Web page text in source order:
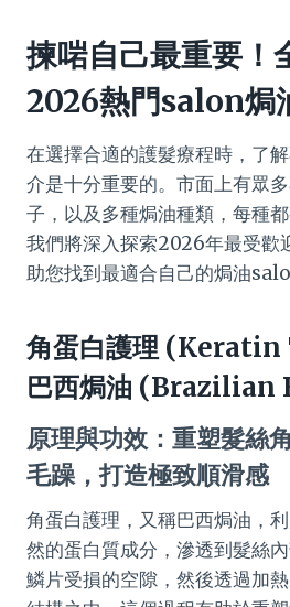
揀啱自己最重要！
2026熱門salon焗
在選擇合適的護髮療程時，了
介是十分重要的。市面上有眾
子，以及多種焗油種類，每種
我們將深入探索2026年最受歡
助您找到最適合自己的焗油
角蛋白護理
巴西焗油
原理與功效：重塑髮絲
毛躁，打造極致順滑感
角蛋白護理，又稱巴西焗油，
然的蛋白質成分，滲透到髮絲
鱗片受損的空隙，然後透過加